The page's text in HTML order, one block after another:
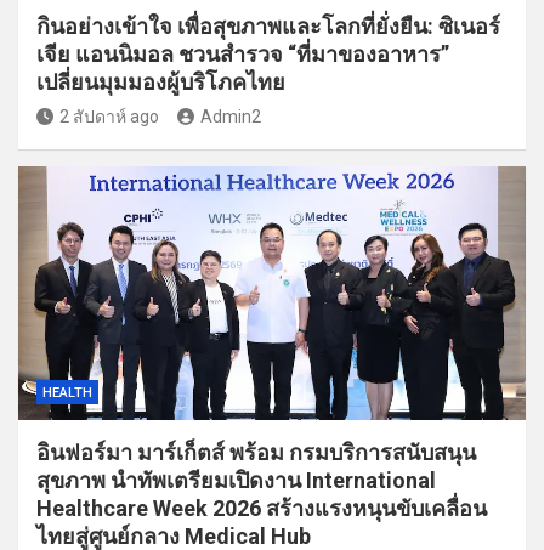
กินอย่างเข้าใจ เพื่อสุขภาพและโลกที่ยั่งยืน: ซิเนอร์
เจีย แอนนิมอล ชวนสำรวจ “ที่มาของอาหาร”
เปลี่ยนมุมมองผู้บริโภคไทย
2 สัปดาห์ ago Admin2
HEALTH
อินฟอร์มา มาร์เก็ตส์ พร้อม กรมบริการสนับสนุน
สุขภาพ นำทัพเตรียมเปิดงาน International
Healthcare Week 2026 สร้างแรงหนุนขับเคลื่อน
ไทยสู่ศูนย์กลาง Medical Hub